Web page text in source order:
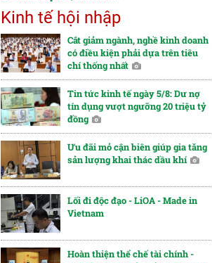
Kinh tế hội nhập
Cắt giảm ngành, nghề kinh doanh
có điều kiện phải dựa trên tiêu
chí thống nhất
Tin tức kinh tế ngày 5/8: Dư nợ
tín dụng vượt ngưỡng 20 triệu tỷ
đồng
Ưu đãi mỏ cận biên giúp gia tăng
sản lượng khai thác dầu khí
Lối đi độc đạo - LiOA - Made in
Vietnam
Hoàn thiện thể chế tài chính -